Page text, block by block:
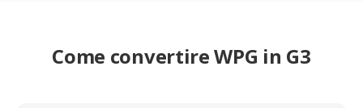
Come convertire WPG in G3